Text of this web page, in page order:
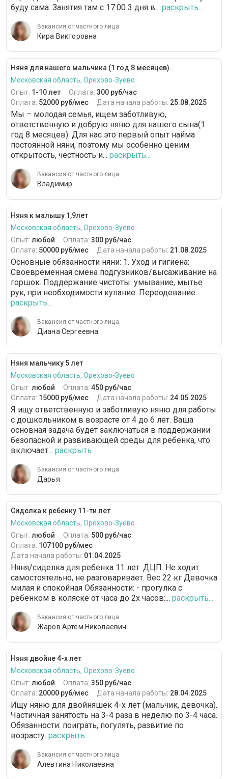
буду сама. Занятия там с 17:00 3 дня в... раскрыть...
Вакансия от частного лица
Кира Викторовна
Няня для нашего мальчика (1 год 8 месяцев).
Московская область, Орехово-Зуево
Опыт: 1-10 лет Оплата: 300 руб/час
Оплата: 52000 руб/мес Дата начала работы: 25.08.2025
Мы – молодая семья, ищем заботливую,
ответственную и добрую няню для нашего сына(1
год 8 месяцев). Для нас это первый опыт найма
постоянной няни, поэтому мы особенно ценим
открытость, честность и... раскрыть...
Вакансия от частного лица
Владимир
Няня к малышу 1,9лет
Московская область, Орехово-Зуево
Опыт: любой Оплата: 300 руб/час
Оплата: 50000 руб/мес Дата начала работы: 21.08.2025
Основные обязанности няни: 1. Уход и гигиена:
Своевременная смена подгузников/высаживание на
горшок. Поддержание чистоты: умывание, мытье
рук, при необходимости купание. Переодевание...
раскрыть...
Вакансия от частного лица
Диана Сергеевна
Няня мальчику 5 лет
Московская область, Орехово-Зуево
Опыт: любой Оплата: 450 руб/час
Оплата: 15000 руб/мес Дата начала работы: 24.05.2025
Я ищу ответственную и заботливую няню для работы
с дошкольником в возрасте от 4 до 6 лет. Ваша
основная задача будет заключаться в поддержании
безопасной и развивающей среды для ребенка, что
включает... раскрыть...
Вакансия от частного лица
Дарья
Сиделка к ребенку 11-ти лет
Московская область, Орехово-Зуево
Опыт: любой Оплата: 500 руб/час
Оплата: 107100 руб/мес
Дата начала работы: 01.04.2025
Няня/сиделка для ребенка 11 лет. ДЦП. Не ходит
самостоятельно, не разговаривает. Вес 22 кг Девочка
милая и спокойная Обязанности: - прогулка с
ребенком в коляске от часа до 2х часов:... раскрыть...
Вакансия от частного лица
Жаров Артем Николаевич
Няня двойне 4-х лет
Московская область, Орехово-Зуево
Опыт: любой Оплата: 350 руб/час
Оплата: 20000 руб/мес Дата начала работы: 28.04.2025
Ищу няню для двойняшек 4-х лет (мальчик, девочка).
Частичная занятость на 3-4 раза в неделю по 3-4 часа.
Обязанности: поиграть, погулять, развитие по
возрасту. раскрыть...
Вакансия от частного лица
Алевтина Николаевна